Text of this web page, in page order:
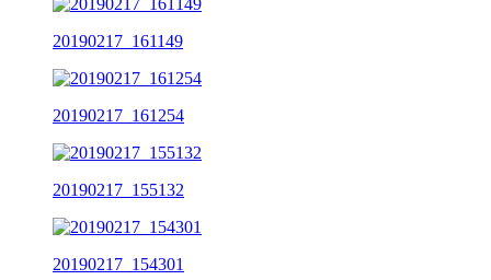
20190217_161149
20190217_161254
20190217_155132
20190217_154301